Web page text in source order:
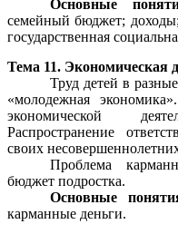
Основные
семейный бюджет;
государственная
Тема 11. Экономическая
Труд детей в
«молодежная
экономической
Распространение
своих
Проблема
бюджет подростка.
Основные
карманные деньги.